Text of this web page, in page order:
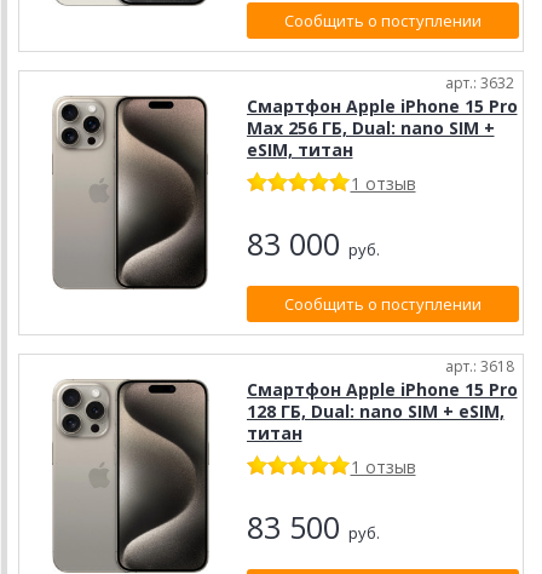
Сообщить о поступлении
арт.: 3632
Смартфон Apple iPhone 15 Pro
Max 256 ГБ, Dual: nano SIM +
eSIM, титан
1 отзыв
83 000 руб.
Сообщить о поступлении
арт.: 3618
Смартфон Apple iPhone 15 Pro
128 ГБ, Dual: nano SIM + eSIM,
титан
1 отзыв
83 500 руб.